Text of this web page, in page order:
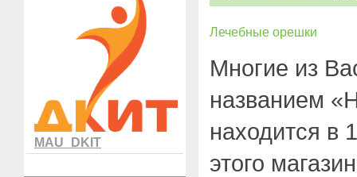
MAU_DKIT
Лечебные орешки
Многие из
названием
находится в
этого